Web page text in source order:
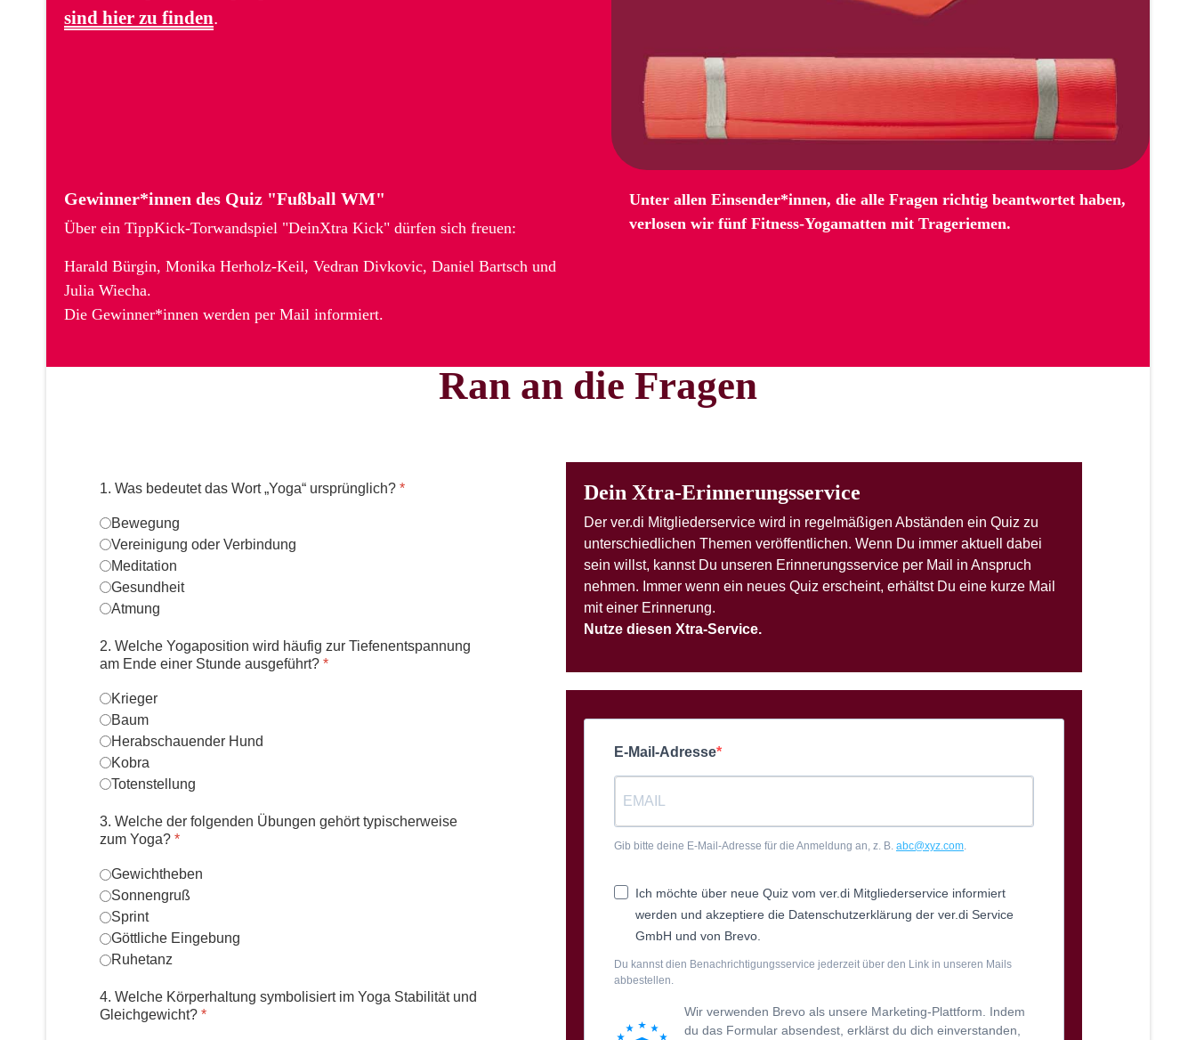
sind hier zu finden.
Gewinner*innen des Quiz "Fußball WM"
Über ein TippKick-Torwandspiel "DeinXtra Kick" dürfen sich freuen:
Harald Bürgin, Monika Herholz-Keil, Vedran Divkovic, Daniel Bartsch und
Julia Wiecha.
Die Gewinner*innen werden per Mail informiert.
Unter allen Einsender*innen, die alle Fragen richtig beantwortet haben,
verlosen wir fünf Fitness-Yogamatten mit Trageriemen.
Ran an die Fragen
1. Was bedeutet das Wort „Yoga“ ursprünglich? *
Bewegung
Vereinigung oder Verbindung
Meditation
Gesundheit
Atmung
2. Welche Yogaposition wird häufig zur Tiefenentspannung
am Ende einer Stunde ausgeführt? *
Krieger
Baum
Herabschauender Hund
Kobra
Totenstellung
3. Welche der folgenden Übungen gehört typischerweise
zum Yoga? *
Gewichtheben
Sonnengruß
Sprint
Göttliche Eingebung
Ruhetanz
4. Welche Körperhaltung symbolisiert im Yoga Stabilität und
Gleichgewicht? *
Dein Xtra-Erinnerungsservice
Der ver.di Mitgliederservice wird in regelmäßigen Abständen ein Quiz zu
unterschiedlichen Themen veröffentlichen. Wenn Du immer aktuell dabei
sein willst, kannst Du unseren Erinnerungsservice per Mail in Anspruch
nehmen. Immer wenn ein neues Quiz erscheint, erhältst Du eine kurze Mail
mit einer Erinnerung.
Nutze diesen Xtra-Service.
E-Mail-Adresse
Gib bitte deine E-Mail-Adresse für die Anmeldung an, z. B. abc@xyz.com.
Ich möchte über neue Quiz vom ver.di Mitgliederservice informiert
werden und akzeptiere die Datenschutzerklärung der ver.di Service
GmbH und von Brevo.
Du kannst dien Benachrichtigungsservice jederzeit über den Link in unseren Mails
abbestellen.
Wir verwenden Brevo als unsere Marketing-Plattform. Indem
du das Formular absendest, erklärst du dich einverstanden,